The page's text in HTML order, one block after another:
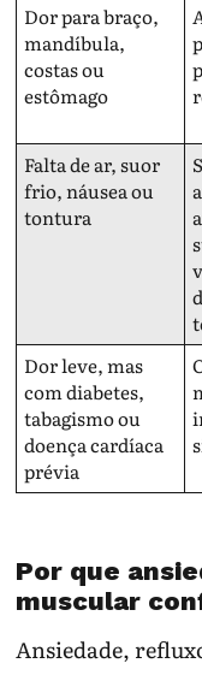
Dor para braço,
mandíbula,
costas ou
estômago
Falta de ar, suor
frio, náusea ou
tontura
Dor leve, mas
com diabetes,
tabagismo ou
doença cardíaca
prévia
Por que
muscular
Ansiedade,